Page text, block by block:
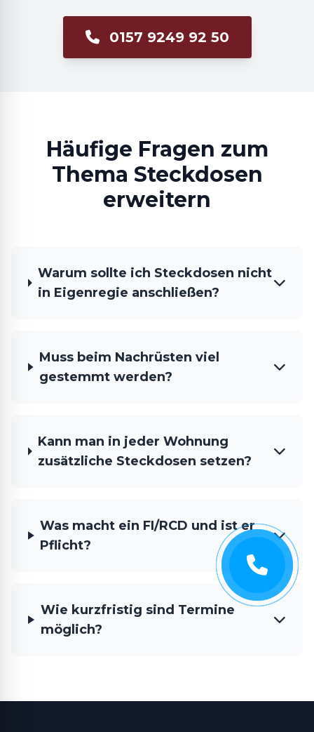
0157 9249 92 50
Häufige Fragen zum
Thema Steckdosen
erweitern
Warum sollte ich Steckdosen nicht
in Eigenregie anschließen?
Muss beim Nachrüsten viel
gestemmt werden?
Kann man in jeder Wohnung
zusätzliche Steckdosen setzen?
Was macht ein FI/RCD und ist er
Pflicht?
Wie kurzfristig sind Termine
möglich?